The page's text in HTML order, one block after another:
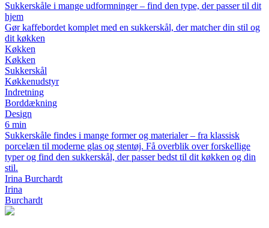
Sukkerskåle i mange udformninger – find den type, der passer til dit
hjem
Gør kaffebordet komplet med en sukkerskål, der matcher din stil og
dit køkken
Køkken
Køkken
Sukkerskål
Køkkenudstyr
Indretning
Borddækning
Design
6 min
Sukkerskåle findes i mange former og materialer – fra klassisk
porcelæn til moderne glas og stentøj. Få overblik over forskellige
typer og find den sukkerskål, der passer bedst til dit køkken og din
stil.
Irina Burchardt
Irina
Burchardt